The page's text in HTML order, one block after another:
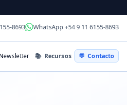
8693 WhatsApp +54 9 11 6155-8693
Newsletter 📚 Recursos 💬 Contacto